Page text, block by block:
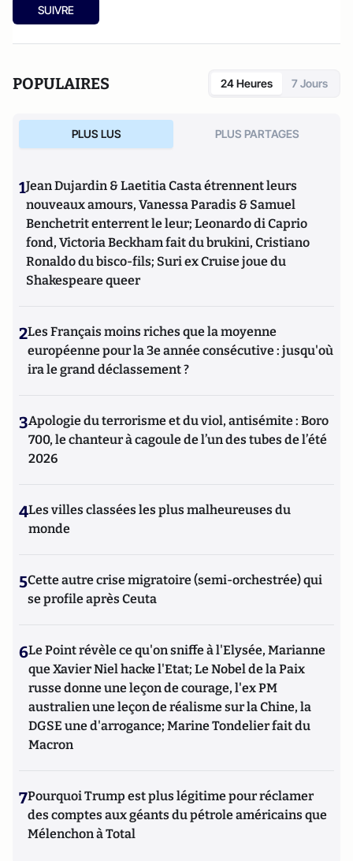
SUIVRE
POPULAIRES 24 Heures 7 Jours
PLUS LUS PLUS PARTAGES
1Jean Dujardin & Laetitia Casta étrennent leurs
nouveaux amours, Vanessa Paradis & Samuel
Benchetrit enterrent le leur; Leonardo di Caprio
fond, Victoria Beckham fait du brukini, Cristiano
Ronaldo du bisco-fils; Suri ex Cruise joue du
Shakespeare queer
2Les Français moins riches que la moyenne
européenne pour la 3e année consécutive : jusqu'où
ira le grand déclassement ?
3Apologie du terrorisme et du viol, antisémite : Boro
700, le chanteur à cagoule de l’un des tubes de l’été
2026
4Les villes classées les plus malheureuses du
monde
5Cette autre crise migratoire (semi-orchestrée) qui
se profile après Ceuta
6Le Point révèle ce qu'on sniffe à l'Elysée, Marianne
que Xavier Niel hacke l'Etat; Le Nobel de la Paix
russe donne une leçon de courage, l'ex PM
australien une leçon de réalisme sur la Chine, la
DGSE une d'arrogance; Marine Tondelier fait du
Macron
7Pourquoi Trump est plus légitime pour réclamer
des comptes aux géants du pétrole américains que
Mélenchon à Total